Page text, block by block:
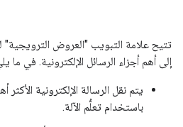
تتيح علامة التبويب "العروض
إلى أهم أجزاء الرسائل الإلكترونية. في ما
يتم نقل الرسالة الإلكترونية الأكثر
باستخدام تعلُّم الآلة.